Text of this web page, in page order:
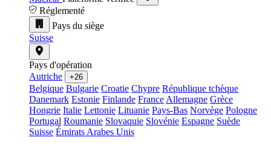
Réglementé
Pays du siège
Suisse
Pays d'opération
Autriche
+26
Belgique Bulgarie Croatie Chypre République tchèque
Danemark Estonie Finlande France Allemagne Grèce
Hongrie Italie Lettonie Lituanie Pays-Bas Norvège Pologne
Portugal Roumanie Slovaquie Slovénie Espagne Suède
Suisse Émirats Arabes Unis